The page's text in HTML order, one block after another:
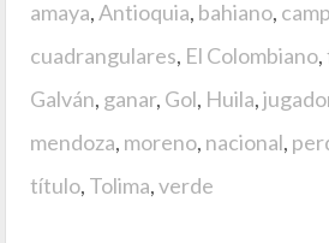
amaya,Antioquia, bahiano,
cuadrangulares, El Colombiano,
Galván, ganar, Gol, Huila,
mendoza, moreno, nacional,
título, Tolima,verde